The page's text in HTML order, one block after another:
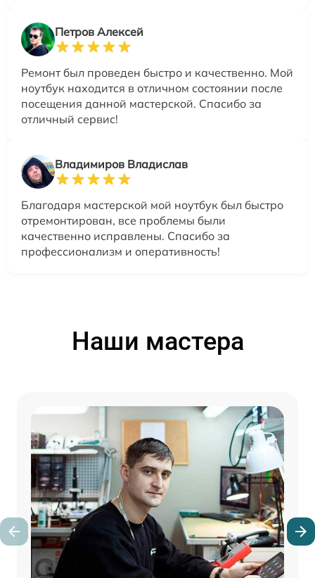
Петров Алексей
Ремонт был проведен быстро и качественно. Мой
ноутбук находится в отличном состоянии после
посещения данной мастерской. Спасибо за
отличный сервис!
Владимиров Владислав
Благодаря мастерской мой ноутбук был быстро
отремонтирован, все проблемы были
качественно исправлены. Спасибо за
профессионализм и оперативность!
Наши мастера